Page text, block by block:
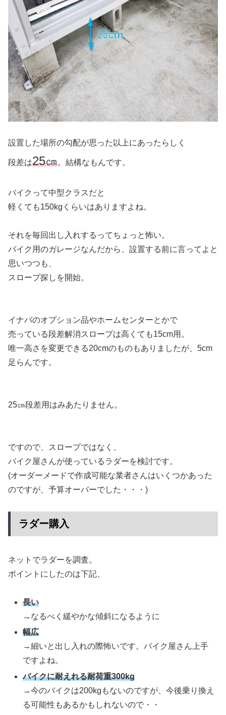
設置した場所の勾配が思った以上にあったらしく
段差は25㎝。結構なもんです。
バイクって中型クラスだと
軽くても150kgくらいはありますよね。
それを毎回出し入れするってちょっと怖い。
バイク用のガレージなんだから、設置する前に言ってよと
思いつつも、
スロープ探しを開始。
イナバのオプション品やホームセンターとかで
売っている段差解消スロープは高くても15cm用。
唯一高さを変更できる20cmのものもありましたが、5cm
足らんです。
25㎝段差用はみあたりません。
ですので、スロープではなく、
バイク屋さんが使っているラダーを検討です。
(オーダーメードで作成可能な業者さんはいくつかあった
のですが、予算オーバーでした・・・)
ラダー購入
ネットでラダーを調査。
ポイントにしたのは下記、
長い
→なるべく緩やかな傾斜になるように
幅広
→細いと出し入れの際怖いです。バイク屋さん上手
ですよね。
バイクに耐えれる耐荷重300kg
→今のバイクは200kgもないのですが、今後乗り換え
る可能性もあるかもしれないので・・